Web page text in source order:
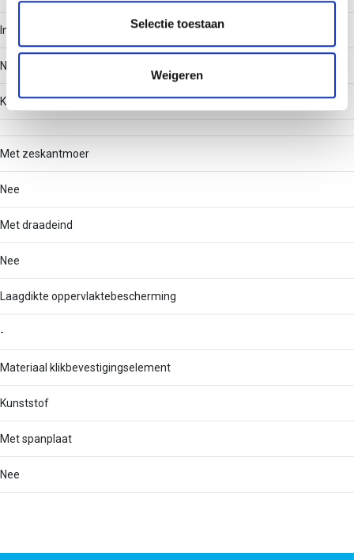
partners voor social media, adverteren en analyse. Deze
partners kunnen deze gegevens combineren met andere
verzameld op basis van uw gebruik van hun services.
Selectie toestaan
Weigeren
Inklikbaar
Nee
Kopbreedte
Met zeskantmoer
Nee
Met draadeind
Nee
Laagdikte oppervlaktebescherming
-
Materiaal klikbevestigingselement
Kunststof
Met spanplaat
Nee